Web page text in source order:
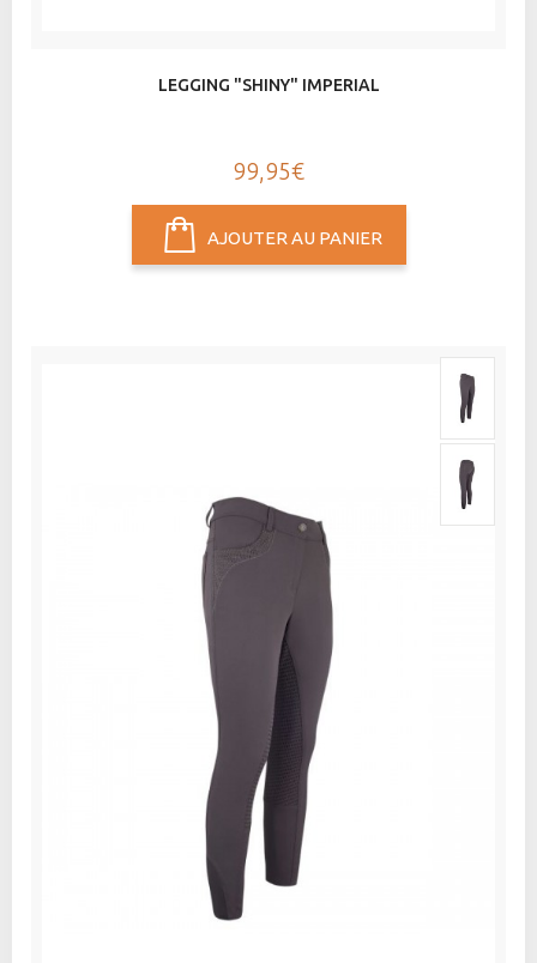
LEGGING "SHINY" IMPERIAL
99,95€
AJOUTER AU PANIER